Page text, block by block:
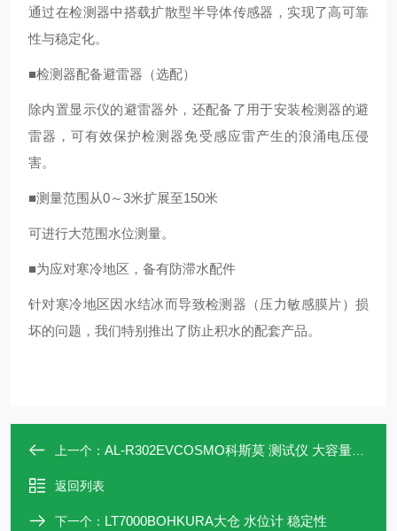
通过在检测器中搭载扩散型半导体传感器，实现了高可靠
性与稳定化。
■检测器配备避雷器（选配）
除内置显示仪的避雷器外，还配备了用于安装检测器的避
雷器，可有效保护检测器免受感应雷产生的浪涌电压侵
害。
■测量范围从0～3米扩展至150米
可进行大范围水位测量。
■为应对寒冷地区，备有防滞水配件
针对寒冷地区因水结冰而导致检测器（压力敏感膜片）损
坏的问题，我们特别推出了防止积水的配套产品。
上一个： AL-R302EVCOSMO科斯莫 测试仪 大容量存储
返回列表
下一个： LT7000BOHKURA大仓 水位计 稳定性